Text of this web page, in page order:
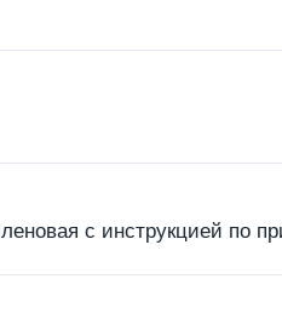
с инструкцией по